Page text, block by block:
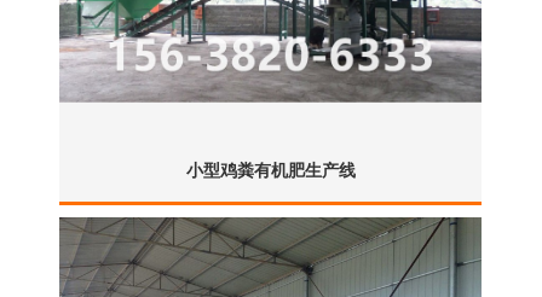
小型鸡粪有机肥生产线